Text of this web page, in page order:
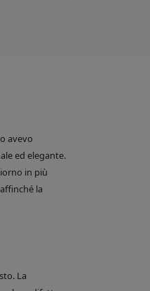
avevo
ed elegante.
in più
la
La